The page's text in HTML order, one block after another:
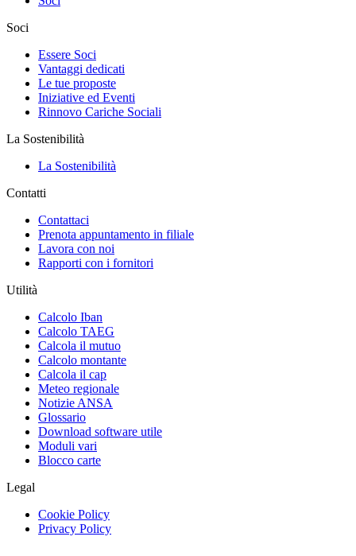
Soci
Essere Soci
Vantaggi dedicati
Le tue proposte
Iniziative ed Eventi
Rinnovo Cariche Sociali
La Sostenibilità
La Sostenibilità
Contatti
Contattaci
Prenota appuntamento in filiale
Lavora con noi
Rapporti con i fornitori
Utilità
Calcolo Iban
Calcolo TAEG
Calcola il mutuo
Calcolo montante
Calcola il cap
Meteo regionale
Notizie ANSA
Glossario
Download software utile
Moduli vari
Blocco carte
Legal
Cookie Policy
Privacy Policy